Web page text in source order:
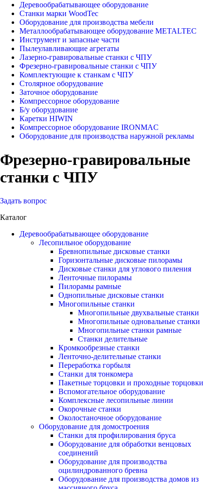
Деревообрабатывающее оборудование
Станки марки WoodTec
Оборудование для производства мебели
Металлообрабатывающее оборудование METALTEC
Инструмент и запасные части
Пылеулавливающие агрегаты
Лазерно-гравировальные станки с ЧПУ
Фрезерно-гравировальные станки с ЧПУ
Комплектующие к станкам с ЧПУ
Столярное оборудование
Заточное оборудование
Компрессорное оборудование
Б/у оборудование
Каретки HIWIN
Компрессорное оборудование IRONMAC
Оборудование для производства наружной рекламы
Фрезерно-гравировальные
станки с ЧПУ
Задать вопрос
Каталог
Деревообрабатывающее оборудование
Лесопильное оборудование
Бревнопильные дисковые станки
Горизонтальные дисковые пилорамы
Дисковые станки для углового пиления
Ленточные пилорамы
Пилорамы рамные
Однопильные дисковые станки
Многопильные станки
Многопильные двухвальные станки
Многопильные одновальные станки
Многопильные станки рамные
Станки делительные
Кромкообрезные станки
Ленточно-делительные станки
Переработка горбыля
Станки для тонкомера
Пакетные торцовки и проходные торцовки
Вспомогательное оборудование
Комплексные лесопильные линии
Окорочные станки
Околостаночное оборудование
Оборудование для домостроения
Станки для профилирования бруса
Оборудование для обработки венцовых
соединений
Оборудование для производства
оцилиндрованного бревна
Оборудование для производства домов из